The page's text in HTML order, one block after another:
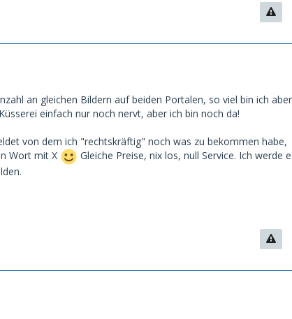
an gleichen Bildern auf beiden Portalen, so viel bin ich
einfach nur noch nervt, aber ich bin noch da!
von dem ich "rechtskräftig" noch was zu bekommen habe,
Wort mit X
Gleiche Preise, nix los, null Service. Ich werde